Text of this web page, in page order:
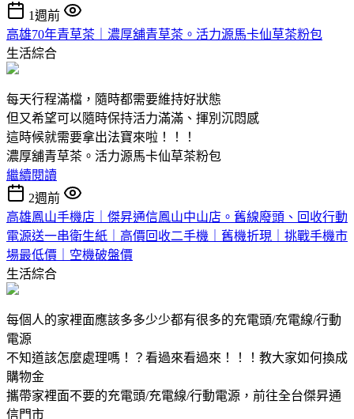
1週前
高雄70年青草茶｜濃厚舖青草茶。活力源馬卡仙草茶粉包
生活綜合
每天行程滿檔，隨時都需要維持好狀態
但又希望可以隨時保持活力滿滿、揮別沉悶感
這時候就需要拿出法寶來啦！！！
濃厚舖青草茶。活力源馬卡仙草茶粉包
繼續閱讀
2週前
高雄鳳山手機店｜傑昇通信鳳山中山店。舊線廢頭、回收行動
電源送一串衛生紙｜高價回收二手機｜舊機折現｜挑戰手機市
場最低價｜空機破盤價
生活綜合
每個人的家裡面應該多多少少都有很多的充電頭/充電線/行動
電源
不知道該怎麼處理嗎！？看過來看過來！！！教大家如何換成
購物金
攜帶家裡面不要的充電頭/充電線/行動電源，前往全台傑昇通
信門市